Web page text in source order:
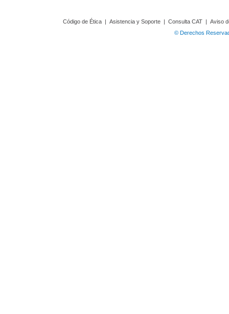
Código de Ética | Asistencia y Soporte | Consulta CAT | Aviso
© Derechos